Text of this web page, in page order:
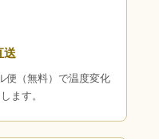
送
便（無料）で温度変化
ます。